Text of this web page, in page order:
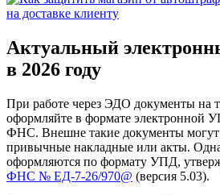
Актуальный
в 2026 году
При работе через ЭДО документы на
оформляйте в формате электронной
ФНС. Внешне такие документы могут
привычные накладные или акты.
оформляются по формату УПД,
ФНС № ЕД‑7‑26/970@ (версия 5.03).